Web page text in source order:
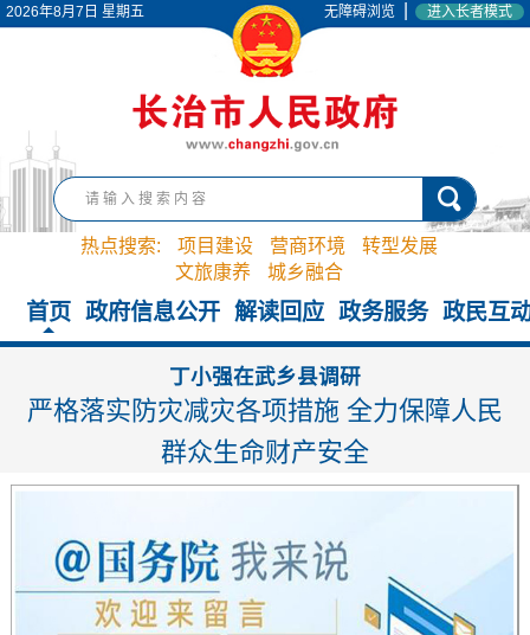
2026年8月7日 星期五 无障碍浏览 进入长者模式
热点搜索: 项目建设 营商环境
转型发展
文旅康养
城乡融合
首页 政府信息公开 解读回应 政务服务 政民互
丁小强在武乡县调研
严格落实防灾减灾各项措施 全力保障人民
群众生命财产安全